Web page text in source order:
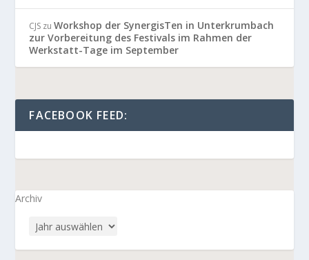
CJS zuWorkshop der SynergisTen in Unterkrumbach
zur Vorbereitung des Festivals im Rahmen der
Werkstatt-Tage im September
FACEBOOK FEED:
Archiv